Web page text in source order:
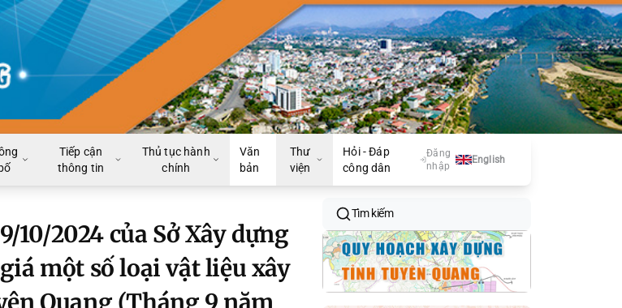
Tiếp cận
thông tin
Thủ tục hành
chính
Văn
bản
Thư
viện
Hỏi - Đáp
công dân
Đăng
nhập
English
10/2024 của Sở Xây dựng
một số loại vật liệu xây
Quang (Tháng 9 năm
Tìm kiếm